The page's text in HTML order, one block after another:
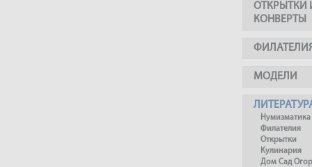
ОТКРЫТКИ
КОНВЕРТЫ
МОДЕЛИ
Нумизматика
Филателия
Открытки
Кулинария
Дом Сад